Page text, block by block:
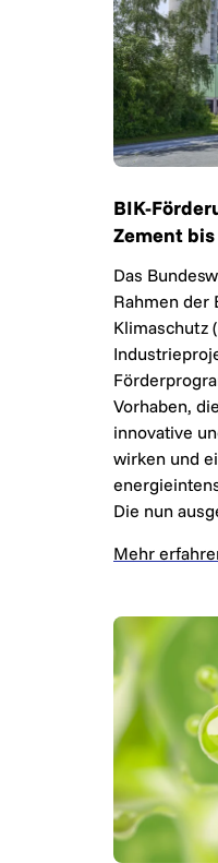
BIK-
Zement
Das
Rahmen der
Klimaschutz
Vorhaben,
innovative
wirken und
Die nun
Mehr